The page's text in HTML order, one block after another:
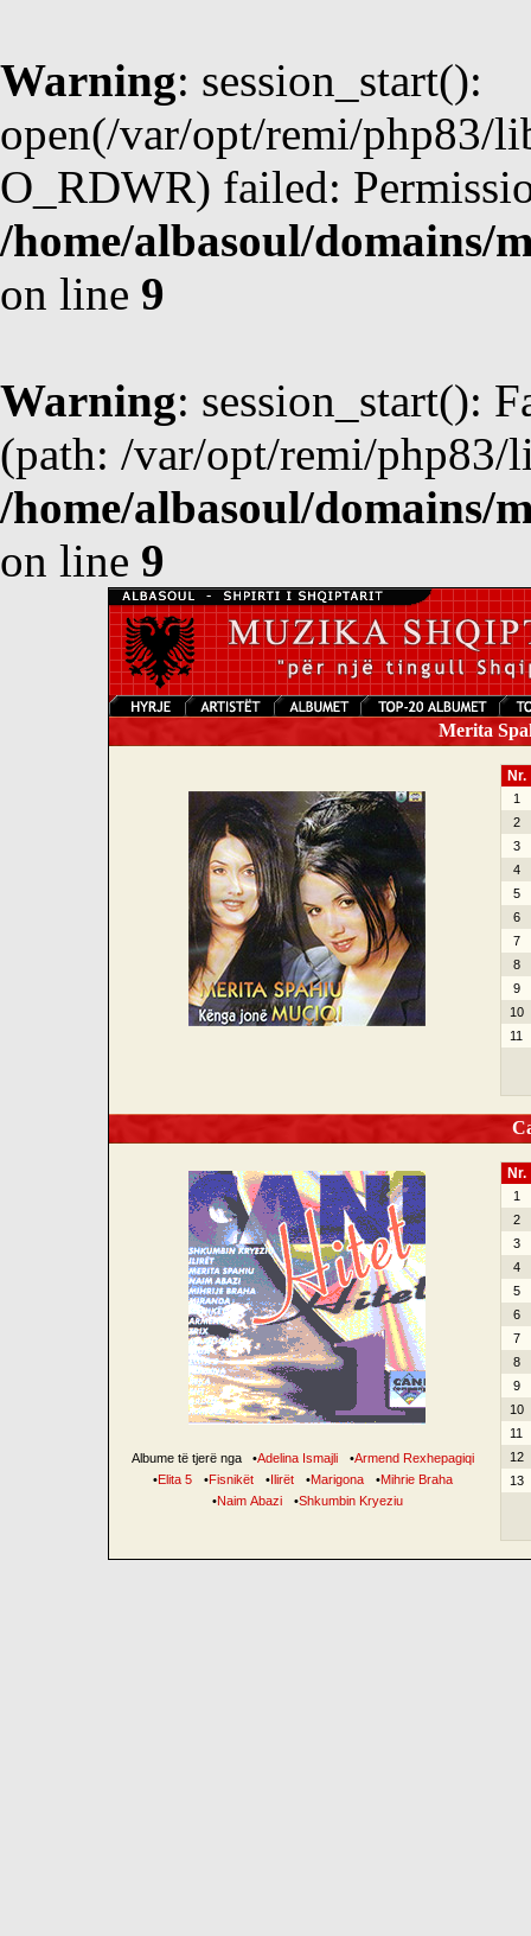
Warning: session_start():
open(/var/opt/remi/php83/
O_RDWR) failed:
/home/albasoul/domains/
on line 9
Warning: session_start():
(path: /var/opt/remi/php83/
/home/albasoul/domains/
on line 9
Merita
Nr.
1
2
3
4
5
6
7
8
9
10
11
Albume të tjerë nga •Adelina Ismajli •Armend Rexhepagiqi
•Elita 5 •Fisnikët •Ilirët •Marigona •Mihrie Braha
•Naim Abazi •Shkumbin Kryeziu
Nr.
1
2
3
4
5
6
7
8
9
10
11
12
13